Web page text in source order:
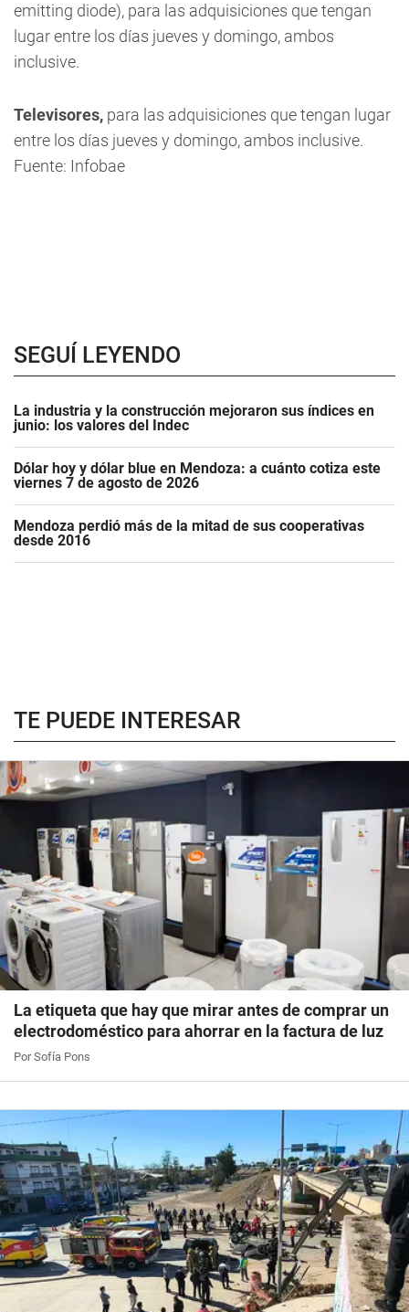
emitting diode), para las adquisiciones que tengan
lugar entre los días jueves y domingo, ambos
inclusive.
Televisores, para las adquisiciones que tengan lugar
entre los días jueves y domingo, ambos inclusive.
Fuente: Infobae
SEGUÍ LEYENDO
La industria y la construcción mejoraron sus índices en
junio: los valores del Indec
Dólar hoy y dólar blue en Mendoza: a cuánto cotiza este
viernes 7 de agosto de 2026
Mendoza perdió más de la mitad de sus cooperativas
desde 2016
TE PUEDE INTERESAR
La etiqueta que hay que mirar antes de comprar un
electrodoméstico para ahorrar en la factura de luz
Por Sofía Pons